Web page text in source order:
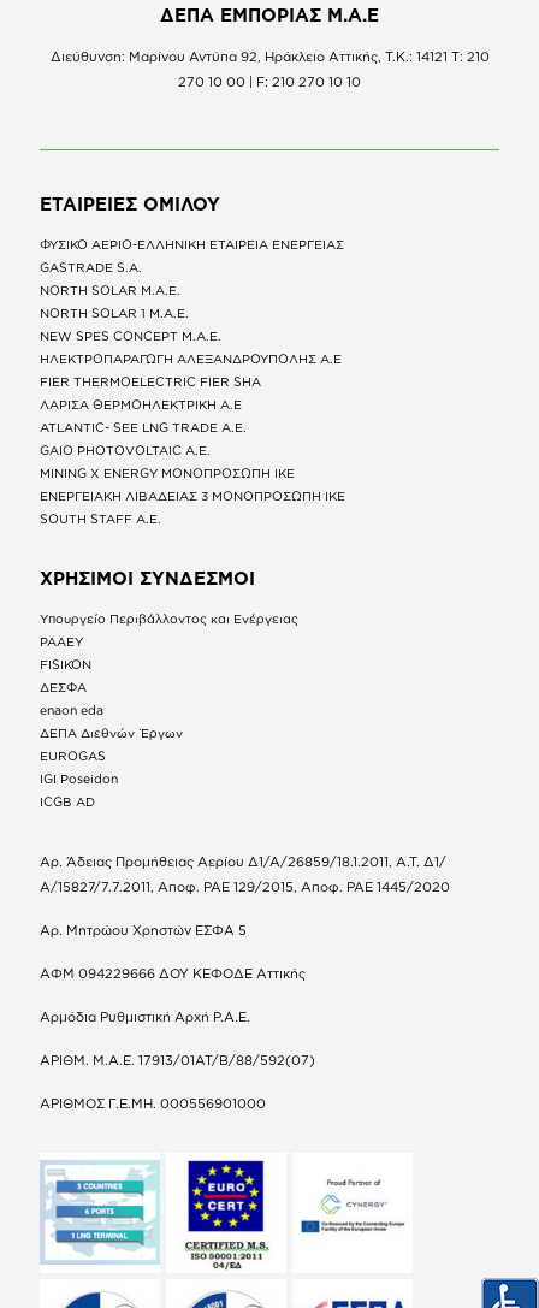
ΔΕΠΑ ΕΜΠΟΡΙΑΣ Μ.Α.Ε
Διεύθυνση: Μαρίνου Αντύπα 92, Ηράκλειο Αττικής, Τ.Κ.: 14121 Τ: 210
270 10 00 | F: 210 270 10 10
ΕΤΑΙΡΕΙΕΣ ΟΜΙΛΟΥ
ΦΥΣΙΚΟ ΑΕΡΙΟ-ΕΛΛΗΝΙΚΗ ΕΤΑΙΡΕΙΑ ΕΝΕΡΓΕΙΑΣ
GASTRADE S.A.
NORTH SOLAR M.Α.Ε.
NORTH SOLAR 1 M.Α.Ε.
NEW SPES CONCEPT Μ.Α.Ε.
ΗΛΕΚΤΡΟΠΑΡΑΓΩΓΗ ΑΛΕΞΑΝΔΡΟΥΠΟΛΗΣ A.E
FIER THERMOELECTRIC FIER SHA
ΛΑΡΙΣΑ ΘΕΡΜΟΗΛΕΚΤΡΙΚΗ A.E
ATLANTIC- SEE LNG TRADE A.E.
GAIO PHOTOVOLTAIC Α.Ε.
MINING X ENERGY ΜΟΝΟΠΡΟΣΩΠΗ ΙΚΕ
ΕΝΕΡΓΕΙΑΚΗ ΛΙΒΑΔΕΙΑΣ 3 ΜΟΝΟΠΡΟΣΩΠΗ ΙΚΕ
SOUTH STAFF Α.Ε.
ΧΡΗΣΙΜΟΙ ΣΥΝΔΕΣΜΟΙ
Υπουργείο Περιβάλλοντος και Ενέργειας
ΡΑΑΕΥ
FISIKON
ΔΕΣΦΑ
enaon eda
ΔΕΠΑ Διεθνών Έργων
EUROGAS
IGI Poseidon
ICGB AD
Αρ. Άδειας Προμήθειας Αερίου Δ1/Α/26859/18.1.2011, Α.Τ. Δ1/
Α/15827/7.7.2011, Αποφ. ΡΑΕ 129/2015, Αποφ. ΡΑΕ 1445/2020
Αρ. Μητρώου Χρηστών ΕΣΦΑ 5
ΑΦΜ 094229666 ΔΟΥ ΚΕΦΟΔΕ Αττικής
Αρμόδια Ρυθμιστική Αρχή Ρ.Α.Ε.
ΑΡΙΘΜ. Μ.Α.Ε. 17913/01ΑΤ/Β/88/592(07)
ΑΡΙΘΜΟΣ Γ.Ε.ΜΗ. 000556901000